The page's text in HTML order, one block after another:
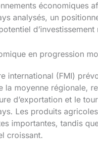
économiques
analysés, un
en progression
international (FMI)
la moyenne régionale,
d’exportation et le
Les produits
importantes, tandis
croissant.